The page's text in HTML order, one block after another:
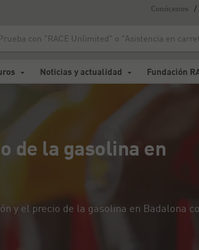
Conócenos /
Noticias y actualidad Fundación
de la gasolina en Badalona?
de la gasolina en
y el precio de la gasolina en Badalona